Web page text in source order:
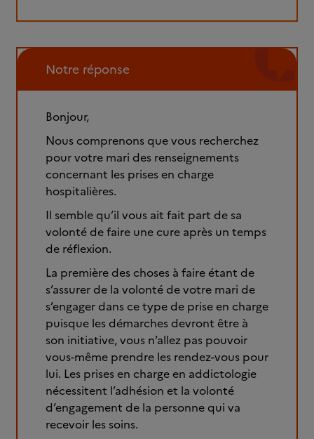
Notre réponse
Bonjour,
Nous comprenons que vous recherchez
pour votre mari des renseignements
concernant les prises en charge
hospitalières.
Il semble qu’il vous ait fait part de sa
volonté de faire une cure après un temps
de réflexion.
La première des choses à faire étant de
s’assurer de la volonté de votre mari de
s’engager dans ce type de prise en charge
puisque les démarches devront être à
son initiative, vous n’allez pas pouvoir
vous-même prendre les rendez-vous pour
lui. Les prises en charge en addictologie
nécessitent l’adhésion et la volonté
d’engagement de la personne qui va
recevoir les soins.